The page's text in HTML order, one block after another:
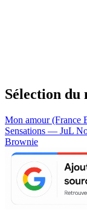
Sélection du
Mon amour (France
Sensations — JuL
Brownie